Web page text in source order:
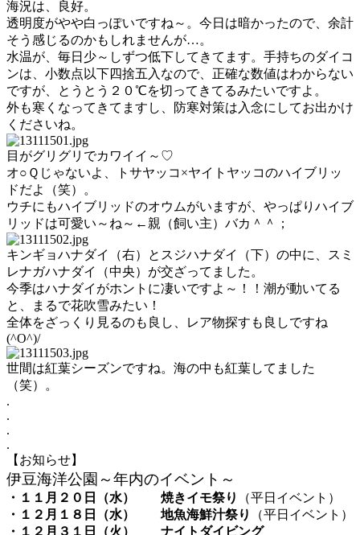
海況は、良好。
透明度がやや白っぽいですね～。今日は暗かったので、余計
そう感じるのかもしれませんが…。
水温が、毎日少～しずつ低下してきてます。手持ちのダイコ
ンは、小数点以下四捨五入なので、正確な数値はわからない
ですが、とうとう２０℃を切ってきてるみたいですよ。
外も寒くなってきてますし、防寒対策は入念にしてお出かけ
くださいね。
目がグリグリでカワイイ～♡
オ○Ｑじゃないよ、トサヤッコ×ヤイトヤッコのハイブリッ
ドだよ（笑）。
ウチにもハイブリッドのオウムがいますが、やっぱりハイブ
リッドは可愛い～ね～←親（飼い主）バカ＾＾；
キンギョハナダイ（右）とスジハナダイ（下）の中に、スミ
レナガハナダイ（中央）が交ざってました。
今季はハナダイがホントに凄いですよ～！！潮が動いてる
と、まるで花吹雪みたい！
全体をざっくり見るのも良し、レア物探すも良しですね
(^O^)/
世間は紅葉シーズンですね。海の中も紅葉してました
（笑）。
.
.
.
.
【お知らせ】
伊豆海洋公園～年内のイベント～
・１１月２０日（水） 焼きイモ祭り
（平日イベント）
・１２月１８日（水）
地魚海鮮汁祭り
（平日イベント）
・１２月３１日（火）
ナイトダイビング